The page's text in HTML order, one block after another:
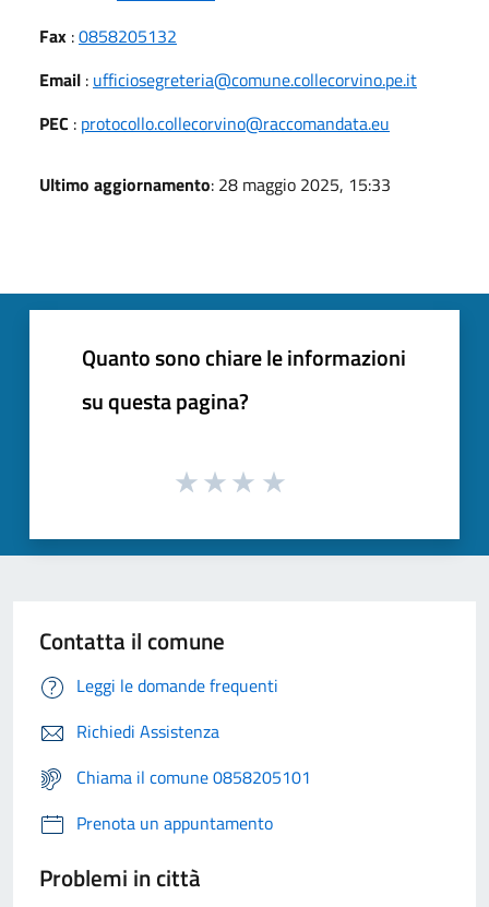
Fax :0858205132
Email : ufficiosegreteria@comune.collecorvino.pe.it
PEC : protocollo.collecorvino@raccomandata.eu
Ultimo aggiornamento: 28 maggio 2025, 15:33
Quanto sono chiare le informazioni
su questa pagina?
Contatta il comune
Leggi le domande frequenti
Richiedi Assistenza
Chiama il comune 0858205101
Prenota un appuntamento
Problemi in città